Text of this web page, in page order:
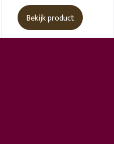
Bekijk product